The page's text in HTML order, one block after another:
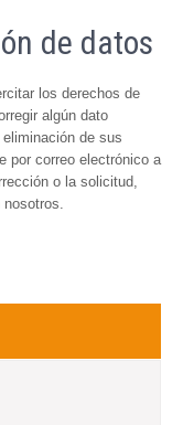
de datos
los derechos de
algún dato
de sus
por correo electrónico a
o la solicitud,